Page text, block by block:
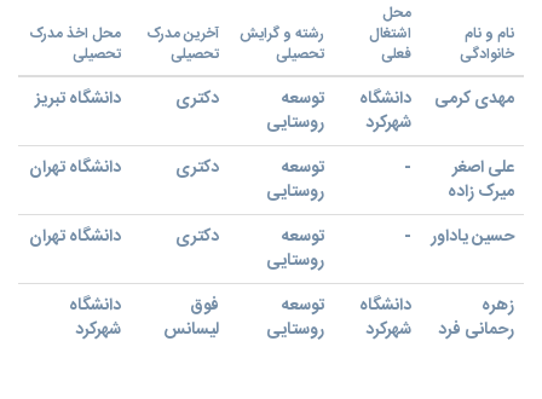
نام و نام
خانوادگی
محل
اشتغال
فعلی
رشته و گرایش
تحصیلی
آخرین مدرک
تحصیلی
محل اخذ مدرک
تحصیلی
مهدی کرمی
دانشگاه
شهرکرد
توسعه
روستایی
دکتری دانشگاه تبریز
علی اصغر
میرک زاده
-
توسعه
روستایی
دکتری دانشگاه تهران
حسین یاداور -
توسعه
روستایی
دکتری دانشگاه تهران
زهره
رحمانی فرد
دانشگاه
شهرکرد
توسعه
روستایی
فوق
لیسانس
دانشگاه
شهرکرد